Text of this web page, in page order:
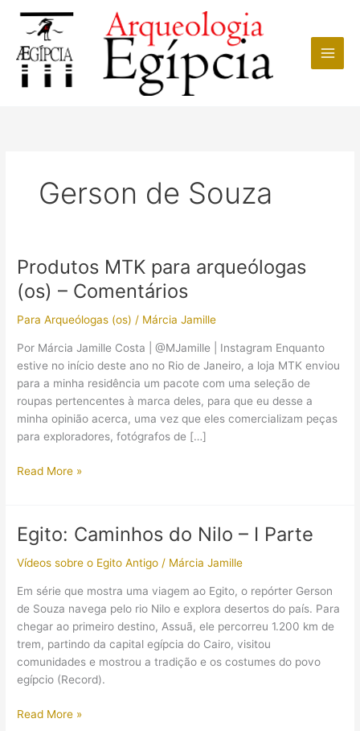
conteúdo
Gerson de Souza
Produtos MTK para arqueólogas
(os) – Comentários
Para Arqueólogas (os) / Márcia Jamille
Por Márcia Jamille Costa | @MJamille | Instagram Enquanto
estive no início deste ano no Rio de Janeiro, a loja MTK enviou
para a minha residência um pacote com uma seleção de
roupas pertencentes à marca deles, para que eu desse a
minha opinião acerca, uma vez que eles comercializam peças
para exploradores, fotógrafos de […]
Produtos
(os)
–
Read More »
Egito: Caminhos do Nilo – I Parte
Vídeos sobre o Egito Antigo / Márcia Jamille
Em série que mostra uma viagem ao Egito, o repórter Gerson
de Souza navega pelo rio Nilo e explora desertos do país. Para
chegar ao primeiro destino, Assuã, ele percorreu 1.200 km de
trem, partindo da capital egípcia do Cairo, visitou
comunidades e mostrou a tradição e os costumes do povo
egípcio (Record).
Egito:
Read More »